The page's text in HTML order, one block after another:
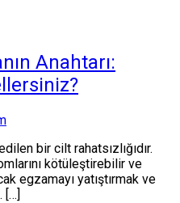
Anahtarı:
bir cilt rahatsızlığıdır.
kötüleştirebilir ve
egzamayı yatıştırmak ve
[…]